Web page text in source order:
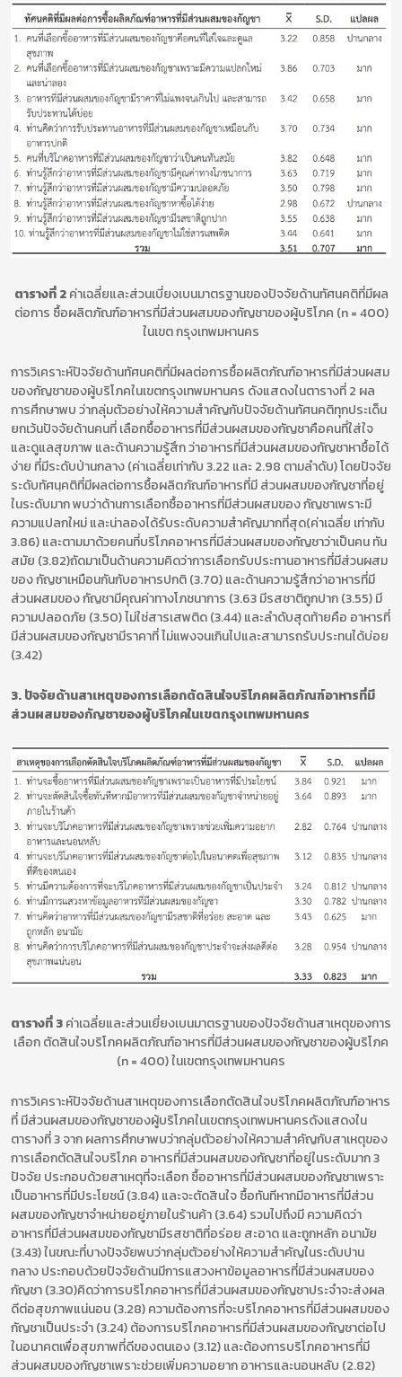
ตารางที่ 2ค่าเฉลี่ยและส่วนเบี่ยงเบนมาตรฐานของปัจจัยด้านทัศนคติที่มีผล
ต่อการ ซื้อผลิตภัณฑ์อาหารที่มีส่วนผสมของกัญชาของผู้บริโภค (n = 400)
ในเขต กรุงเทพมหานคร
การวิเคราะห์ปัจจัยด้านทัศนคติที่มีผลต่อการซื้อผลิตภัณฑ์อาหารที่มีส่วนผสม
ของกัญชาของผู้บริโภคในเขตกรุงเทพมหานคร ดังแสดงในตารางที่ 2 ผล
การศึกษาพบ ว่ากลุ่มตัวอย่างให้ความสำคัญกับปัจจัยด้านทัศนคติทุกประเด็น
ยกเว้นปัจจัยด้านคนที่ เลือกซื้ออาหารที่มีส่วนผสมของกัญชาคือคนที่ใส่ใจ
และดูแลสุขภาพ และด้านความรู้สึก ว่าอาหารที่มีส่วนผสมของกัญชาหาซื้อได้
ง่าย ที่มีระดับป่านกลาง (ค่าเฉลี่ยเท่ากับ 3.22 และ 2.98 ตามลำดับ) โดยปัจจัย
ระดับทัศนฺคติที่มีผลต่อการซื้อผลิตภัณฑ์อาหารที่มี ส่วนผสมของกัญชาที่อยู่
ในระดับมาก พบว่าด้านการเลือกซื้ออาหารที่มีส่วนผสมของ กัญชาเพราะมี
ความแปลกใหม่ และน่าลองได้รับระดับความสำคัญมากที่สุด(ค่าเฉลี่ย เท่ากับ
3.86) และตามมาด้วยคนที่บริโภคอาหารที่มีส่วนผสมของกัญชาว่าเป็นคน ทัน
สมัย (3.82)ถัดมาเป็นด้านความคิดว่าการเลือกรับประทานอาหารที่มีส่วนผสม
ของ กัญชาเหมือนกันกับอาหารปกติ (3.70) และด้านความรู้สึกว่าอาหารที่มี
ส่วนผสมของ กัญชามีคุณค่าทางโภชนาการ (3.63 มีรสชาติถูกปาก (3.55) มี
ความปลอดภัย (3.50) ไม่ใช่สารเสพติด (3.44) และลำดับสุดท้ายคือ อาหารที่
มีส่วนผสมของกัญชามีราคาที่ ไม่แพงจนเกินไปและสามารถรับประทนได้บ่อย
(3.42)
3. ปัจจัยด้านสาเหตุของการเลือกตัดสินใจบริโภคผลิตภัณฑ์อาหารที่มี
ส่วนผสมของกัญชาของผู้บริโภคในเขตกรุงเทพมหานคร
ตารางที่ 3ค่าเฉลี่ยและส่วนเยี่ยงเบนมาตรฐานของปัจจัยด้านสาเหตุของการ
เลือก ตัดสินใจบริโภคผลิตภัณฑ์อาหารที่มีส่วนผสมของกัญชาของผู้บริโภค
(n = 400) ในเขตกรุงเทพมหานคร
การวิเคราะห์ปัจจัยด้านสาเหตุของการเลือกตัดสินใจบริโภคผลิตภัณฑ์อาหาร
ที่ มีส่วนผสมของกัญชาของผู้บริโภคในเขตกรุงเทพมหานครดังแสดงใน
ตารางที่ 3 จาก ผลการศึกษาพบว่ากลุ่มตัวอย่างให้ความสำคัญกับสาเหตุของ
การเลือกตัดสินใจบริโภค อาหารที่มีส่วนผสมของกัญชาที่อยู่ในระดับมาก 3
ปัจจัย ประกอบด้วยสาเหตุที่จะเลือก ซื้ออาหารที่มีส่วนผสมของกัญชาเพราะ
เป็นอาหารที่มีประโยชน์ (3.84) และจะตัดสินใจ ซื้อทันทีหากมีอาหารที่มีส่วน
ผสมของกัญชาจำหน่ายอยู่ภายในร้านค้า (3.64) รวมไปถึงมี ความคิดว่า
อาหารที่มีส่วนผสมของกัญชามีรสชาติที่อร่อย สะอาด และถูกหลัก อนามัย
(3.43) ในขณะที่บางปัจจัยพบว่ากลุ่มตัวอย่างให้ความสำคัญในระดับปาน
กลาง ประกอบด้วยปัจจัยด้านมีการแสวงหาข้อมูลอาหารที่มีส่วนผสมของ
กัญชา (3.30)คิดว่าการบริโภคอาหารที่มีส่วนผสมของกัญชาประจำจะส่งผล
ดีต่อสุขภาพแน่นอน (3.28) ความต้องการที่จะบริโภคอาหารที่มีส่วนผสมของ
กัญชาเป็นประจำ (3.24) ต้องการบริโภคอาหารที่มีส่วนผสมของกัญชาต่อไป
ในอนาคตเพื่อสุขภาพที่ดีของตนเอง (3.12) และต้องการบริโภคอาหารที่มี
ส่วนผสมของกัญชาเพราะช่วยเพิ่มความอยาก อาหารและนอนหลับ (2.82)